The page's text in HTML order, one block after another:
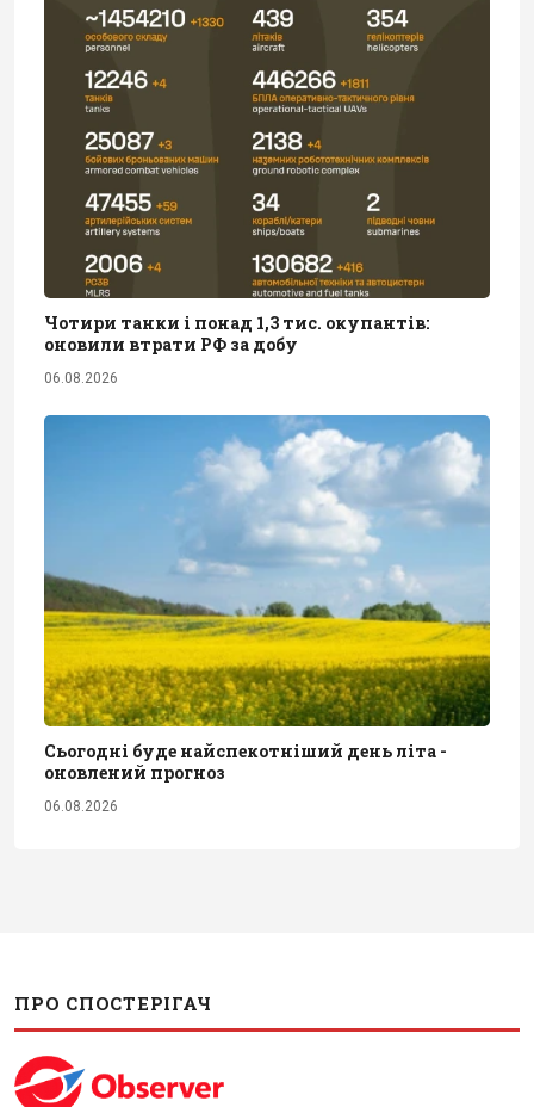
Чотири танки і понад 1,3 тис. окупантів:
оновили втрати РФ за добу
06.08.2026
Сьогодні буде найспекотніший день літа -
оновлений прогноз
06.08.2026
ПРО СПОСТЕРІГАЧ